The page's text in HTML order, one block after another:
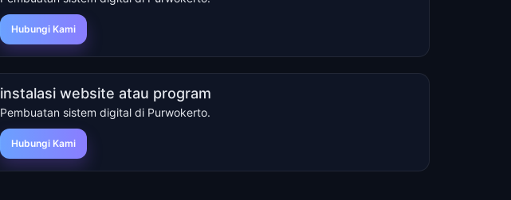
Hubungi Kami
instalasi website atau program
Pembuatan sistem digital di Purwokerto.
Hubungi Kami